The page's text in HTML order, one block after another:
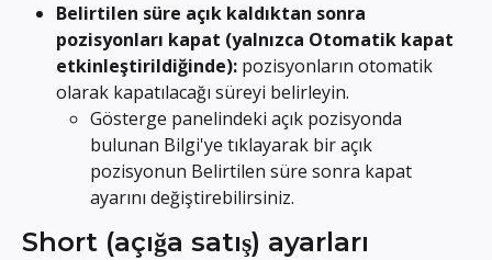
Belirtilen süre açık kaldıktan sonra
pozisyonları kapat (yalnızca Otomatik kapat
etkinleştirildiğinde): pozisyonların otomatik
olarak kapatılacağı süreyi belirleyin.
Gösterge panelindeki açık pozisyonda
bulunan Bilgi'ye tıklayarak bir açık
pozisyonun Belirtilen süre sonra kapat
ayarını değiştirebilirsiniz.
Short (açığa satış) ayarları